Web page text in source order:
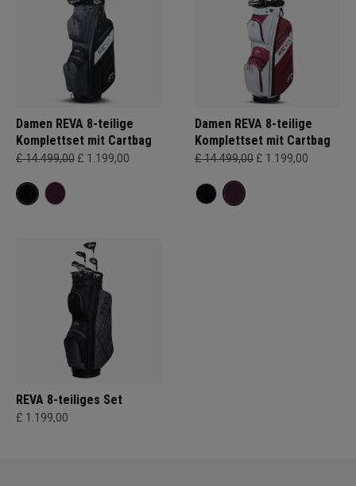
Damen REVA 8-teilige
Komplettset mit Cartbag
£ 14.499,00 £ 1.199,00
Damen REVA 8-teilige
Komplettset mit Cartbag
£ 14.499,00 £ 1.199,00
REVA 8-teiliges Set
£ 1.199,00